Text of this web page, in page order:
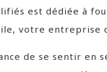
est dédiée à
votre entreprise
de se sentir en